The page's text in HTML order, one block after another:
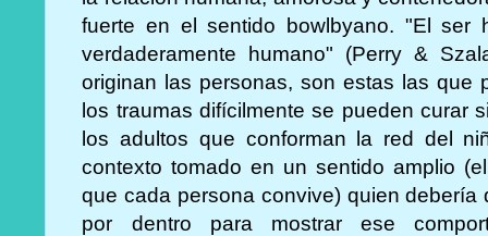
fuerte en el sentido bowlbyano. "El ser
verdaderamente humano" (Perry &
originan las personas, son estas las que
los traumas difícilmente se pueden curar
los adultos que conforman la red del
contexto tomado en un sentido amplio
que cada persona convive) quien debería
por dentro para mostrar ese